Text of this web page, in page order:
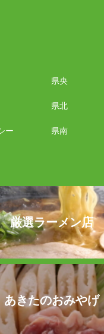
ー
県央
県北
県南
厳選ラーメン店
あきたのおみやげ